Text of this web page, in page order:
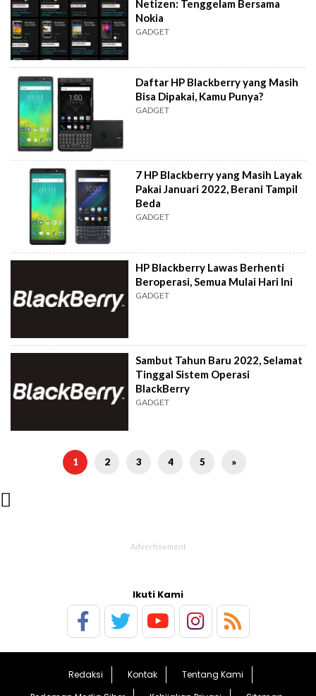
Netizen: Tenggelam Bersama
Nokia
GADGET
Daftar HP Blackberry yang Masih
Bisa Dipakai, Kamu Punya?
GADGET
7 HP Blackberry yang Masih Layak
Pakai Januari 2022, Berani Tampil
Beda
GADGET
HP Blackberry Lawas Berhenti
Beroperasi, Semua Mulai Hari Ini
GADGET
Sambut Tahun Baru 2022, Selamat
Tinggal Sistem Operasi
BlackBerry
GADGET
1 2 3 4 5 »

Ikuti Kami
Redaksi Kontak
Tentang Kami